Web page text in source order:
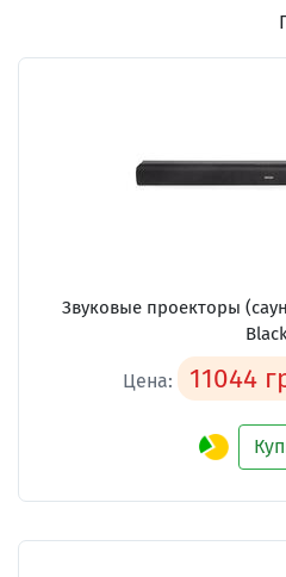
Звуковые проекторы
Цена: 11044